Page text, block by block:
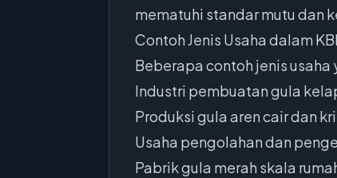
mematuhi standar mutu dan
Contoh Jenis Usaha dalam
Beberapa contoh jenis usaha
Industri pembuatan gula
Produksi gula aren cair dan
Usaha pengolahan dan
Pabrik gula merah skala